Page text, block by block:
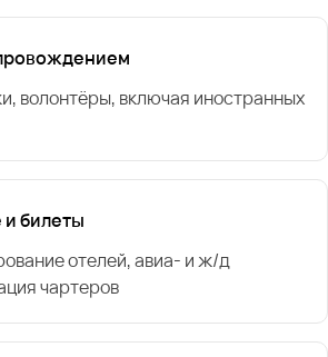
волонтёры, включая иностранных
билеты
отелей, авиа- и ж/д
чартеров